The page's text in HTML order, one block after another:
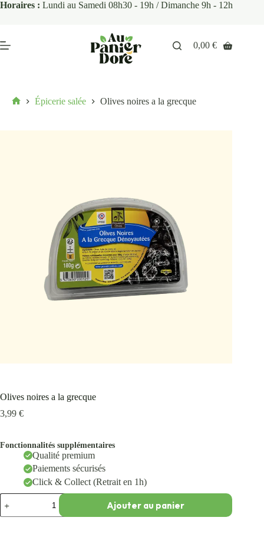
Horaires : Lundi au Samedi 08h30 - 19h / Dimanche 9h - 12h
0,00€
Épicerie salée Olives noires a la grecque
Olives noires a la grecque
3,99 €
Fonctionnalités supplémentaires
Qualité premium
Paiements sécurisés
Click & Collect (Retrait en 1h)
Ajouter au panier